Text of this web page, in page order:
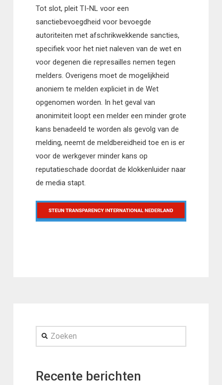
Tot slot, pleit TI-NL voor een
sanctiebevoegdheid voor bevoegde
autoriteiten met afschrikwekkende sancties,
specifiek voor het niet naleven van de wet en
voor degenen die represailles nemen tegen
melders. Overigens moet de mogelijkheid
anoniem te melden expliciet in de Wet
opgenomen worden. In het geval van
anonimiteit loopt een melder een minder grote
kans benadeeld te worden als gevolg van de
melding, neemt de meldbereidheid toe en is er
voor de werkgever minder kans op
reputatieschade doordat de klokkenluider naar
de media stapt.
Zoeken
Recente berichten